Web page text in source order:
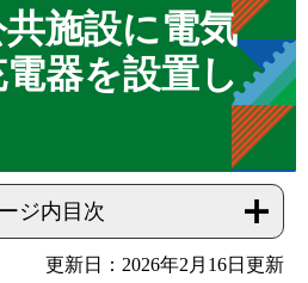
施設に電気
器を設置し
ジ内目次
更新日：2026年2月16日更新